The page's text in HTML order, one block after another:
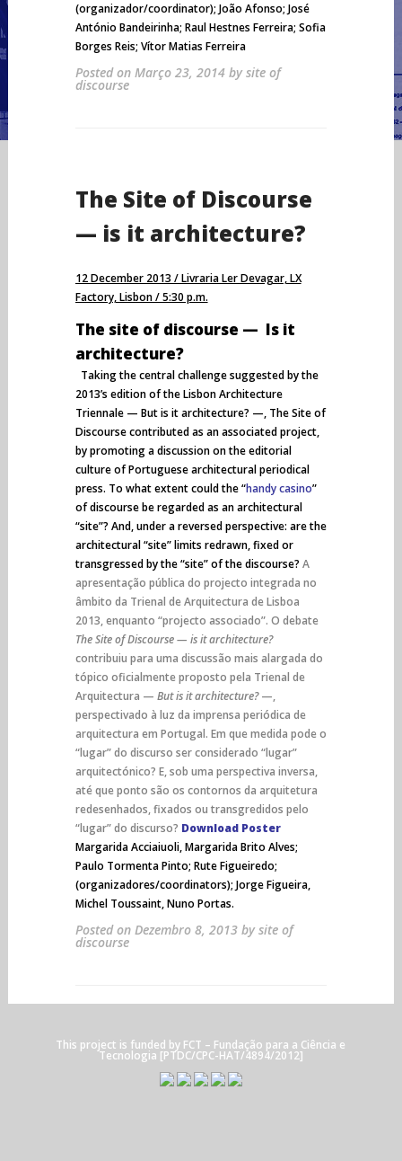
(organizador/coordinator); João Afonso; José
António Bandeirinha; Raul Hestnes Ferreira; Sofia
Borges Reis; Vítor Matias Ferreira
Posted on Março 23, 2014bysite of
discourse
The Site of Discourse
— is it architecture?
12 December 2013 / Livraria Ler Devagar, LX
Factory, Lisbon / 5:30 p.m.
The site of discourse — Is it
architecture?
Taking the central challenge suggested by the
2013’s edition of the Lisbon Architecture
Triennale — But is it architecture? —, The Site of
Discourse contributed as an associated project,
by promoting a discussion on the editorial
culture of Portuguese architectural periodical
press. To what extent could the “handy casino”
of discourse be regarded as an architectural
“site”? And, under a reversed perspective: are the
architectural “site” limits redrawn, fixed or
transgressed by the “site” of the discourse? A
apresentação pública do projecto integrada no
âmbito da Trienal de Arquitectura de Lisboa
2013, enquanto “projecto associado”. O debate
The Site of Discourse — is it architecture?
contribuiu para uma discussão mais alargada do
tópico oficialmente proposto pela Trienal de
Arquitectura — But is it architecture?—,
perspectivado à luz da imprensa periódica de
arquitectura em Portugal. Em que medida pode o
“lugar” do discurso ser considerado “lugar”
arquitectónico? E, sob uma perspectiva inversa,
até que ponto são os contornos da arquitetura
redesenhados, fixados ou transgredidos pelo
“lugar” do discurso? Download Poster
Margarida Acciaiuoli, Margarida Brito Alves;
Paulo Tormenta Pinto; Rute Figueiredo;
(organizadores/coordinators); Jorge Figueira,
Michel Toussaint, Nuno Portas.
Posted on Dezembro 8, 2013bysite of
discourse
This project is funded by FCT – Fundação para a Ciência e
Tecnologia [PTDC/CPC-HAT/4894/2012]